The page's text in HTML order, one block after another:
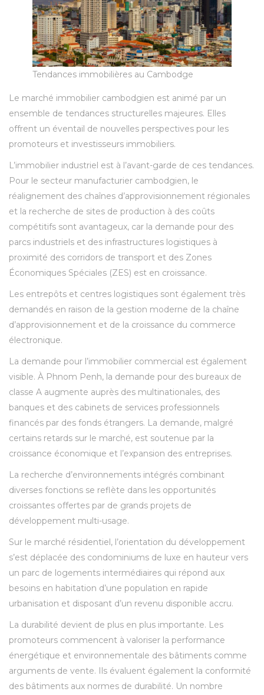
Tendances immobilières au Cambodge
Le marché immobilier cambodgien est animé par un
ensemble de tendances structurelles majeures. Elles
offrent un éventail de nouvelles perspectives pour les
promoteurs et investisseurs immobiliers.
L’immobilier industriel est à l’avant-garde de ces tendances.
Pour le secteur manufacturier cambodgien, le
réalignement des chaînes d’approvisionnement régionales
et la recherche de sites de production à des coûts
compétitifs sont avantageux, car la demande pour des
parcs industriels et des infrastructures logistiques à
proximité des corridors de transport et des Zones
Économiques Spéciales (ZES) est en croissance.
Les entrepôts et centres logistiques sont également très
demandés en raison de la gestion moderne de la chaîne
d’approvisionnement et de la croissance du commerce
électronique.
La demande pour l’immobilier commercial est également
visible. À Phnom Penh, la demande pour des bureaux de
classe A augmente auprès des multinationales, des
banques et des cabinets de services professionnels
financés par des fonds étrangers. La demande, malgré
certains retards sur le marché, est soutenue par la
croissance économique et l’expansion des entreprises.
La recherche d’environnements intégrés combinant
diverses fonctions se reflète dans les opportunités
croissantes offertes par de grands projets de
développement multi-usage.
Sur le marché résidentiel, l’orientation du développement
s’est déplacée des condominiums de luxe en hauteur vers
un parc de logements intermédiaires qui répond aux
besoins en habitation d’une population en rapide
urbanisation et disposant d’un revenu disponible accru.
La durabilité devient de plus en plus importante. Les
promoteurs commencent à valoriser la performance
énergétique et environnementale des bâtiments comme
arguments de vente. Ils évaluent également la conformité
des bâtiments aux normes de durabilité. Un nombre